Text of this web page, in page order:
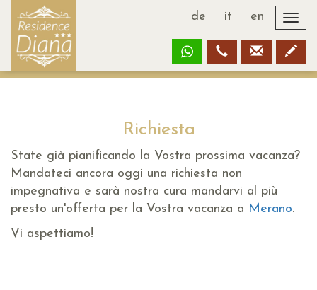
de it en
Richiesta
State già pianificando la Vostra prossima vacanza?
Mandateci ancora oggi una richiesta non
impegnativa e sarà nostra cura mandarvi al più
presto un'offerta per la Vostra vacanza a Merano.
Vi aspettiamo!